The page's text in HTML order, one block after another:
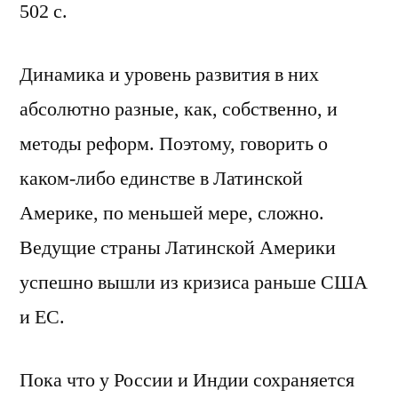
502 с.
Динамика и уровень развития в них
абсолютно разные, как, собственно, и
методы реформ. Поэтому, говорить о
каком-либо единстве в Латинской
Америке, по меньшей мере, сложно.
Ведущие страны Латинской Америки
успешно вышли из кризиса раньше США
и ЕС.
Пока что у России и Индии сохраняется